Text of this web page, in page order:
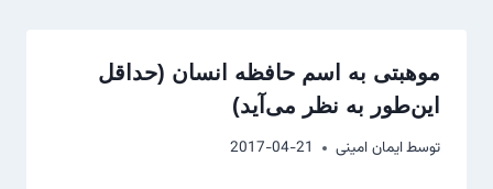
موهبتی به اسم حافظه انسان (حداقل
این‌طور به نظر می‌آید)
توسطایمان امینی 2017-04-21